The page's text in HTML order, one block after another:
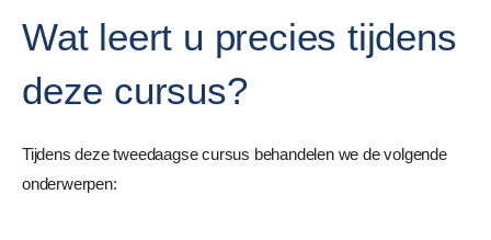
Wat leert u precies tijdens
deze cursus?
Tijdens deze tweedaagse cursus behandelen we de volgende
onderwerpen: